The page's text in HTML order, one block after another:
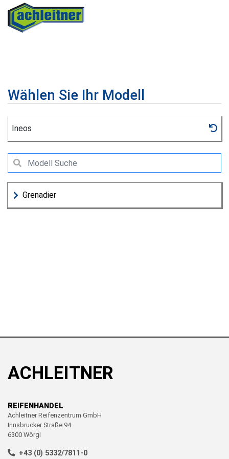
Wählen Sie Ihr Modell
Ineos
Grenadier
ACHLEITNER
REIFENHANDEL
Achleitner Reifenzentrum GmbH
Innsbrucker Straße 94
6300 Wörgl
+43 (0) 5332/7811-0